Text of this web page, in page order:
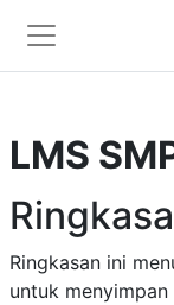
Panel
LMS
Ringkasan ini
untuk